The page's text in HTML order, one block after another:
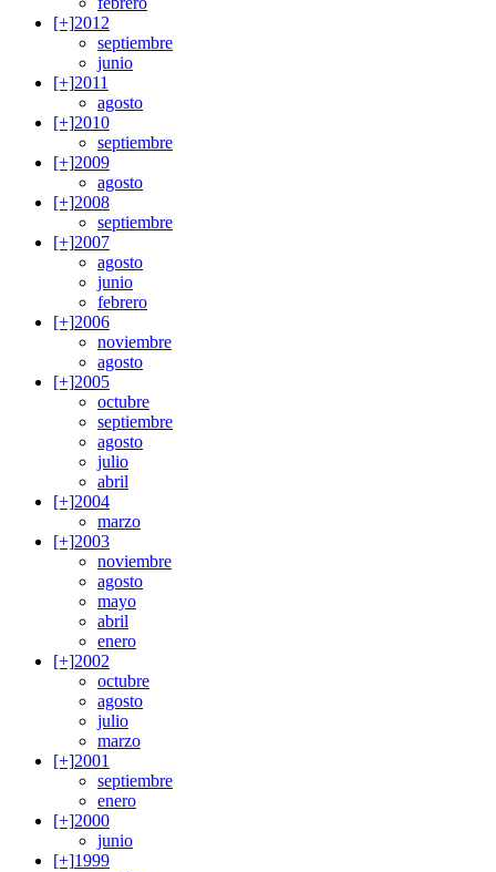
[+]2012
septiembre
junio
[+]2011
agosto
[+]2010
septiembre
[+]2009
agosto
[+]2008
septiembre
[+]2007
agosto
junio
febrero
[+]2006
noviembre
agosto
[+]2005
octubre
septiembre
agosto
julio
abril
[+]2004
marzo
[+]2003
noviembre
agosto
mayo
abril
enero
[+]2002
octubre
agosto
julio
marzo
[+]2001
septiembre
enero
[+]2000
junio
[+]1999